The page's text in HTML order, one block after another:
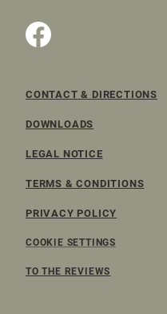
CONTACT & DIRECTIONS
DOWNLOADS
LEGAL NOTICE
TERMS & CONDITIONS
PRIVACY POLICY
COOKIE SETTINGS
TO THE REVIEWS